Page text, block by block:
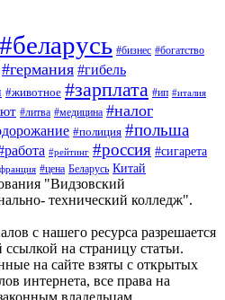
#беларусь #бизнес #богатство
#германия #гибель
#животное #зарплата #ип #италия
#литва #медицина #налог
#полиция #польша
#рейтинг #россия #сигарета
#цена Беларусь Китай
"Видзовский
технический колледж".
с нашего ресурса разрешается
на страницу статьи.
на сайте взяты с открытых
интернета, все права на
владельцам.